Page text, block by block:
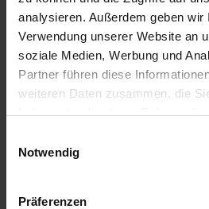
analysieren. Außerdem geben
Verwendung unserer Website an
soziale Medien, Werbung und
Partner führen diese
weiteren Daten zusammen, die
haben oder die sie im Rahmen
Notwendig
Präferenzen
49,15 € / St
49,15 € pro 1 Stück
58,49 €
inkl. 19% MwSt., zzgl.
Lieferung voraussichtlich ab
Menge